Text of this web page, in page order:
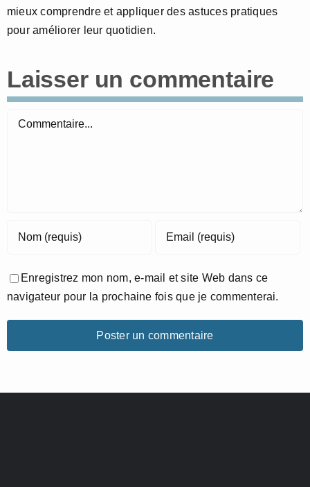
mieux comprendre et appliquer des astuces pratiques
pour améliorer leur quotidien.
Laisser un commentaire
Commentaire
Enregistrez mon nom, e-mail et site Web dans ce
navigateur pour la prochaine fois que je commenterai.